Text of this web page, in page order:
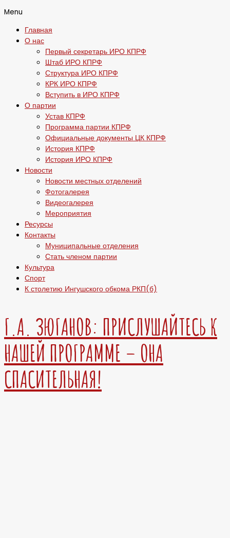
Menu
Главная
О нас
Первый секретарь ИРО КПРФ
Штаб ИРО КПРФ
Структура ИРО КПРФ
КРК ИРО КПРФ
Вступить в ИРО КПРФ
О партии
Устав КПРФ
Программа партии КПРФ
Официальные документы ЦК КПРФ
История КПРФ
История ИРО КПРФ
Новости
Новости местных отделений
Фотогалерея
Видеогалерея
Мероприятия
Ресурсы
Контакты
Муниципальные отделения
Стать членом партии
Культура
Спорт
К столетию Ингушского обкома РКП(б)
Г.А. ЗЮГАНОВ: ПРИСЛУШАЙТЕСЬ К
НАШЕЙ ПРОГРАММЕ – ОНА
СПАСИТЕЛЬНАЯ!